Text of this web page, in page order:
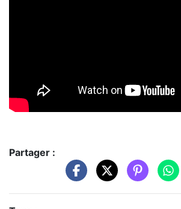
Partager :